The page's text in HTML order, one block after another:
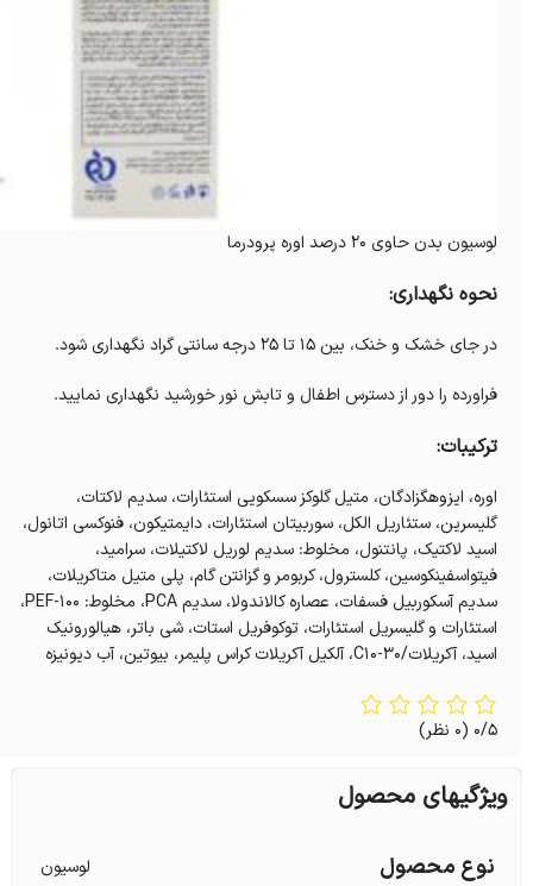
لوسیون بدن حاوی 20 درصد اوره پرودرما
نحوه نگهداری:
در جای خشک و خنک، بین ۱۵ تا ۲۵ درجه سانتی گراد نگهداری شود.
فراورده را دور از دسترس اطفال و تابش نور خورشید نگهداری نمایید.
ترکیبات:
اوره، ایزوهگزادگان، متیل گلوکز سسکویی استئارات، سدیم لاکتات،
گلیسرین، ستئاریل الکل، سوربیتان استئارات، دایمتیکون، فنوکسی اتانول،
اسید لاکتیک، پانتنول، مخلوط: سدیم لوریل لاکتیلات، سرامید،
فیتواسفینکوسین، کلسترول، کربومر و گزانتن گام، پلی متیل متاکریلات،
سدیم آسکوربیل فسفات، عصاره کالاندولا، سدیم PCA، مخلوط: PEF-۱۰۰،
استئارات و گلیسریل استئارات، توکوفریل استات، شی باتر، هیالورونیک
اسید، آکریلات/C۱۰-۳۰، آلکیل آکریلات کراس پلیمر، بیوتین، آب دیونیزه
0/5 (0 نظر)
ویژگیهای محصول
نوع محصول لوسیون